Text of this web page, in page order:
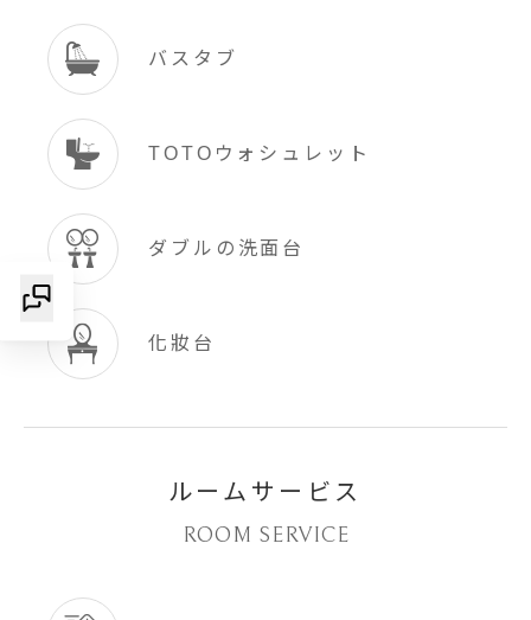
バスタブ
TOTOウォシュレット
ダブルの洗面台
化妝台
ルームサービス
ROOM SERVICE